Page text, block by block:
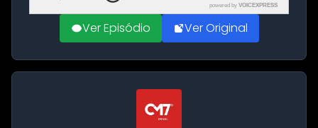
powered by VOICEXPRESS
Ver Episódio Ver Original